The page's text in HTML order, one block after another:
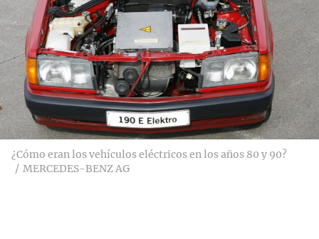
¿Cómo eran los vehículos eléctricos en los años 80 y 90?
MERCEDES-BENZ AG